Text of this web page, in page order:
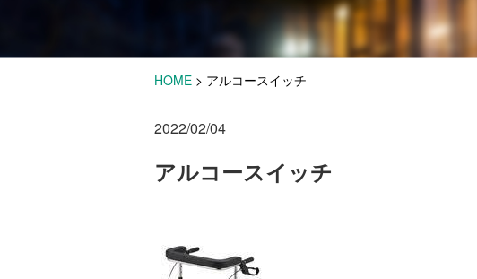
HOME > アルコースイッチ
2022/02/04
アルコースイッチ